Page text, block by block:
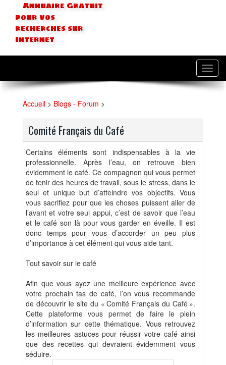
Annuaire Gratuit
pour vos
recherches sur
Internet
Accueil > Blogs - Forum >
Comité Français du Café
Certains éléments sont indispensables à la vie
professionnelle. Après l’eau, on retrouve bien
évidemment le café. Ce compagnon qui vous permet
de tenir des heures de travail, sous le stress, dans le
seul et unique but d’atteindre vos objectifs. Vous
vous sacrifiez pour que les choses puissent aller de
l’avant et votre seul appui, c’est de savoir que l’eau
et le café son là pour vous garder en éveille. Il est
donc temps pour vous d’accorder un peu plus
d’importance à cet élément qui vous aide tant.
Tout savoir sur le café
Afin que vous ayez une meilleure expérience avec
votre prochain tas de café, l’on vous recommande
de découvrir le site du « Comité Français du Café ».
Cette plateforme vous permet de faire le plein
d’information sur cette thématique. Vous retrouvez
les meilleures astuces pour réussir votre café ainsi
que des recettes qui devraient évidemment vous
séduire.